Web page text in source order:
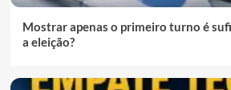
Mostrar apenas o primeiro turno é
a eleição?